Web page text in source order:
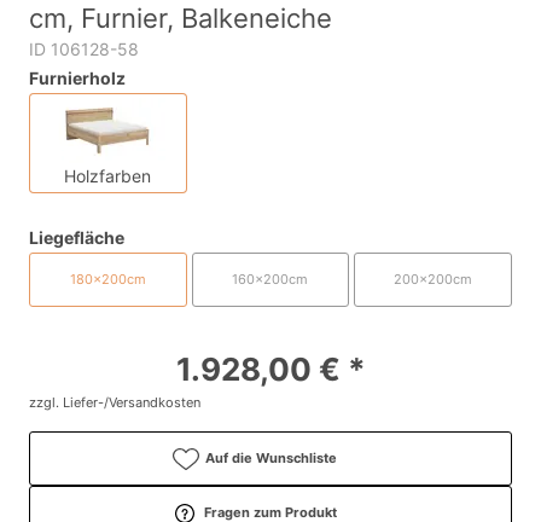
cm, Furnier, Balkeneiche
ID 106128-58
Furnierholz
Holzfarben
Liegefläche
180x200cm 160x200cm 200x200cm
1.928,00 € *
zzgl. Liefer-/Versandkosten
Auf die Wunschliste
Fragen zum Produkt